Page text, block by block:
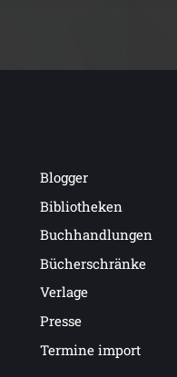
Blogger
Bibliotheken
Buchhandlungen
Bücherschränke
Verlage
Presse
Termine import